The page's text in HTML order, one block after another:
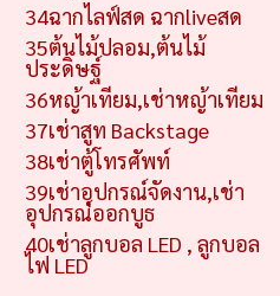
34ฉากไลฟ์สด ฉากliveสด
35ต้นไม้ปลอม,ต้นไม้
ประดิษฐ์
36หญ้าเทียม,เช่าหญ้าเทียม
37เช่าสูท Backstage
38เช่าตู้โทรศัพท์
39เช่าอุปกรณ์จัดงาน,เช่า
อุปกรณ์ออกบูธ
40เช่าลูกบอล LED , ลูกบอล
ไฟ LED